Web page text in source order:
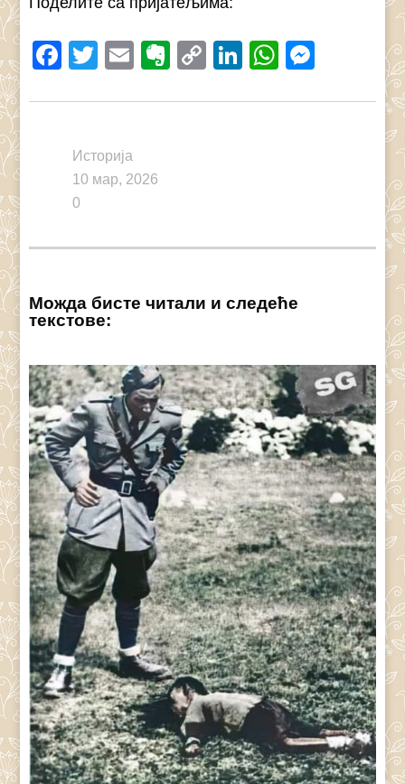
Facebook
Twitter
EmailEvernote
CopyLinkedIn
Историја
10 мар, 2026
0
Можда бисте читали и следеће
текстове: